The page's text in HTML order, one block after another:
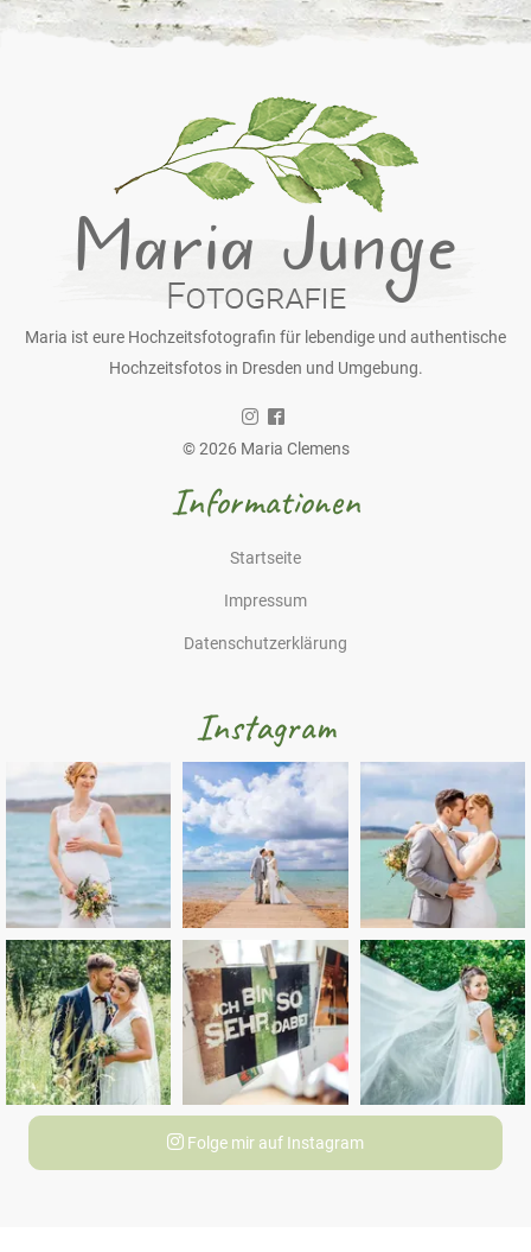
Maria ist eure Hochzeitsfotografin für lebendige und authentische
Hochzeitsfotos in Dresden und Umgebung.
© 2026 Maria Clemens
Informationen
Startseite
Impressum
Datenschutzerklärung
Instagram
Folge mir auf Instagram